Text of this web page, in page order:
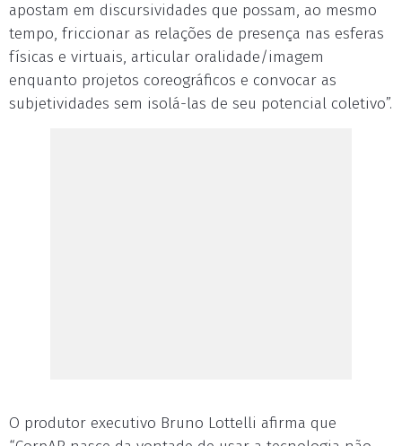
apostam em discursividades que possam, ao mesmo
tempo, friccionar as relações de presença nas esferas
físicas e virtuais, articular oralidade/imagem
enquanto projetos coreográficos e convocar as
subjetividades sem isolá-las de seu potencial coletivo”.
O produtor executivo Bruno Lottelli afirma que